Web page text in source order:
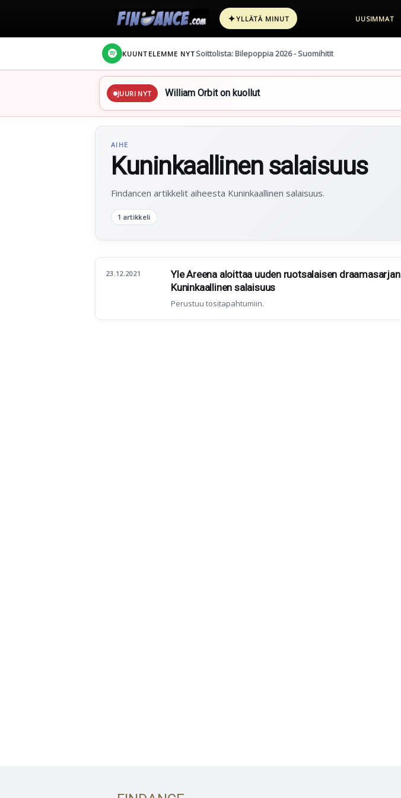
✦YLLÄTÄ MINUT UUSIMMAT
KUUNTELEMME NYT Soittolista: Bilepoppia 2026 - Suomihitit
JUURI NYT William Orbit on kuollut
AIHE
Kuninkaallinen salaisuus
Findancen artikkelit aiheesta Kuninkaallinen salaisuus.
1 artikkeli
23.12.2021
Yle Areena aloittaa uuden ruotsalaisen draamasarjan
Kuninkaallinen salaisuus
Perustuu tositapahtumiin.